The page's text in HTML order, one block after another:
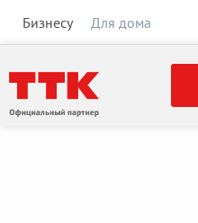
Бизнесу Для дома